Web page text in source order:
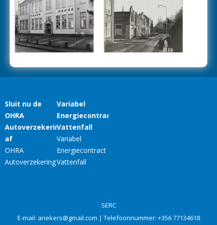
SERC
E-mail: ariekers@gmail.com | Telefoonnummer: +356 77134618